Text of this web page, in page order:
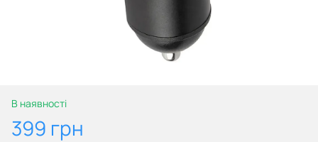
В наявності
399 грн